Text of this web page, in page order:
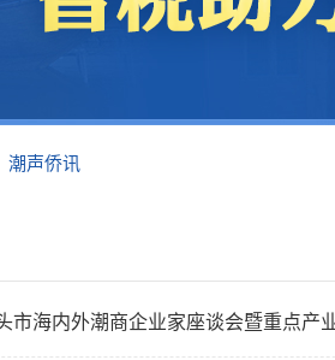
潮声侨讯
市海内外潮商企业家座谈会暨重点产